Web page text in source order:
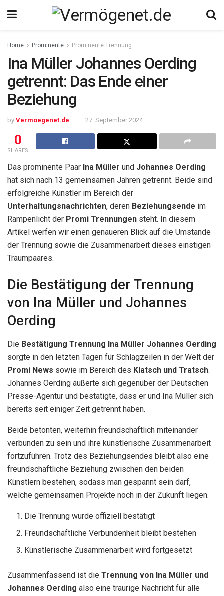
Home Prominente Prominente Trennung
Ina Müller Johannes Oerding
getrennt: Das Ende einer
Beziehung
by Vermoegenet.de 27. September 2024
0
SHARES
Das prominente Paar Ina Müller und Johannes Oerding
hat sich nach 13 gemeinsamen Jahren getrennt. Beide sind
erfolgreiche Künstler im Bereich der
Unterhaltungsnachrichten, deren Beziehungsende im
Rampenlicht der Promi Trennungen steht. In diesem
Artikel werfen wir einen genaueren Blick auf die Umstände
der Trennung sowie die Zusammenarbeit dieses einstigen
Traumpaares.
Die Bestätigung der Trennung
von Ina Müller und Johannes
Oerding
Die Bestätigung Trennung Ina Müller Johannes Oerding
sorgte in den letzten Tagen für Schlagzeilen in der Welt der
Promi News sowie im Bereich des Klatsch und Tratsch.
Johannes Oerding äußerte sich gegenüber der Deutschen
Presse-Agentur und bestätigte, dass er und Ina Müller sich
bereits seit einiger Zeit getrennt haben.
Beide betonten, weiterhin freundschaftlich miteinander
verbunden zu sein und ihre künstlerische Zusammenarbeit
fortzuführen. Trotz des Beziehungsendes bleibt also eine
freundschaftliche Beziehung zwischen den beiden
Künstlern bestehen, sodass man gespannt sein darf,
welche gemeinsamen Projekte noch in der Zukunft liegen.
Die Trennung wurde offiziell bestätigt
Freundschaftliche Verbundenheit bleibt bestehen
Künstlerische Zusammenarbeit wird fortgesetzt
Zusammenfassend ist die Trennung von Ina Müller und
Johannes Oerding also eine traurige Nachricht für alle